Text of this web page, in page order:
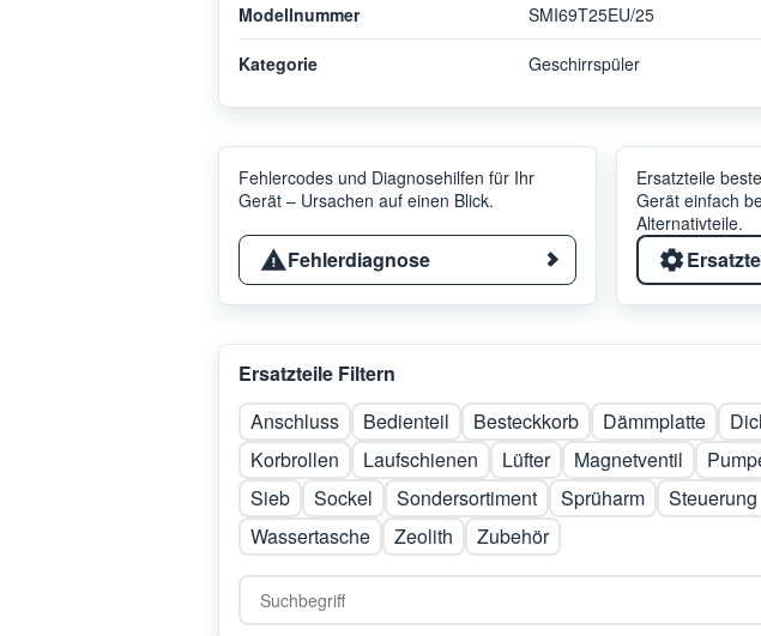
Modellnummer SMI69T25EU/25
Kategorie Geschirrspüler
Fehlercodes und Diagnosehilfen für Ihr
Gerät – Ursachen auf einen Blick.
Fehlerdiagnose
Ersatzteile
Gerät einfach
Alternativteile.
Ersatzteile Filtern
Anschluss
Bedienteil Besteckkorb Dämmplatte
Korbrollen
Laufschienen Lüfter Magnetventil
Sieb
Sockel Sondersortiment Sprüharm Steuerung
Wassertasche
Zeolith Zubehör